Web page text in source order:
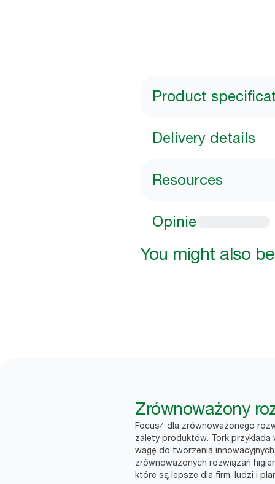
Product
Delivery details
Resources
Opinie
You might also
Zrównoważony
Focus4 dla zrównoważonego
zalety produktów. Tork przykłada
wagę do tworzenia innowacyjnych,
zrównoważonych rozwiązań
które są lepsze dla firm, ludzi i